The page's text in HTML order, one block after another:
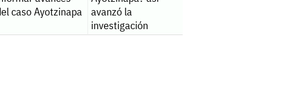
caso Ayotzinapa
avanzó la
investigación